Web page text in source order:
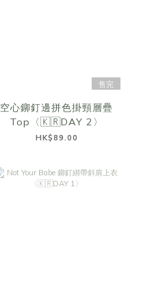
售完
空心鉚釘邊拼色掛頸層疊
Top〈🇰🇷DAY 2〉
HK$89.00